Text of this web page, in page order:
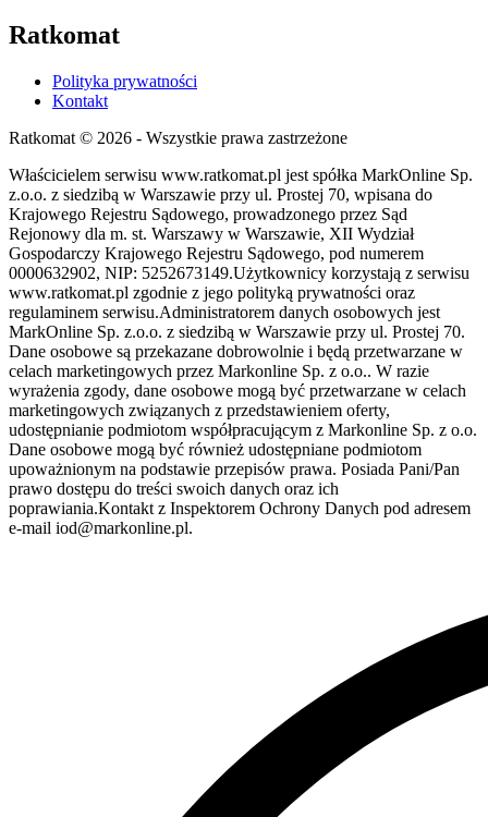
Ratkomat
Polityka prywatności
Kontakt
Ratkomat © 2026 - Wszystkie prawa zastrzeżone
Właścicielem serwisu www.ratkomat.pl jest spółka MarkOnline Sp.
z.o.o. z siedzibą w Warszawie przy ul. Prostej 70, wpisana do
Krajowego Rejestru Sądowego, prowadzonego przez Sąd
Rejonowy dla m. st. Warszawy w Warszawie, XII Wydział
Gospodarczy Krajowego Rejestru Sądowego, pod numerem
0000632902, NIP: 5252673149.Użytkownicy korzystają z serwisu
www.ratkomat.pl zgodnie z jego polityką prywatności oraz
regulaminem serwisu.Administratorem danych osobowych jest
MarkOnline Sp. z.o.o. z siedzibą w Warszawie przy ul. Prostej 70.
Dane osobowe są przekazane dobrowolnie i będą przetwarzane w
celach marketingowych przez Markonline Sp. z o.o.. W razie
wyrażenia zgody, dane osobowe mogą być przetwarzane w celach
marketingowych związanych z przedstawieniem oferty,
udostępnianie podmiotom współpracującym z Markonline Sp. z o.o.
Dane osobowe mogą być również udostępniane podmiotom
upoważnionym na podstawie przepisów prawa. Posiada Pani/Pan
prawo dostępu do treści swoich danych oraz ich
poprawiania.Kontakt z Inspektorem Ochrony Danych pod adresem
e-mail iod@markonline.pl.